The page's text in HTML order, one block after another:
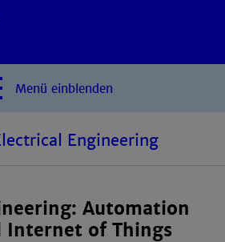
Menü einblenden
Engineering
Automation
Internet of Things